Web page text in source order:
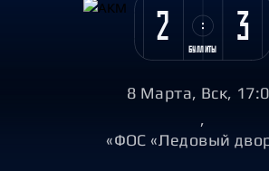
2 3
БУЛЛИТЫ
8 Марта, Вск,
,
«ФОС «Ледовый